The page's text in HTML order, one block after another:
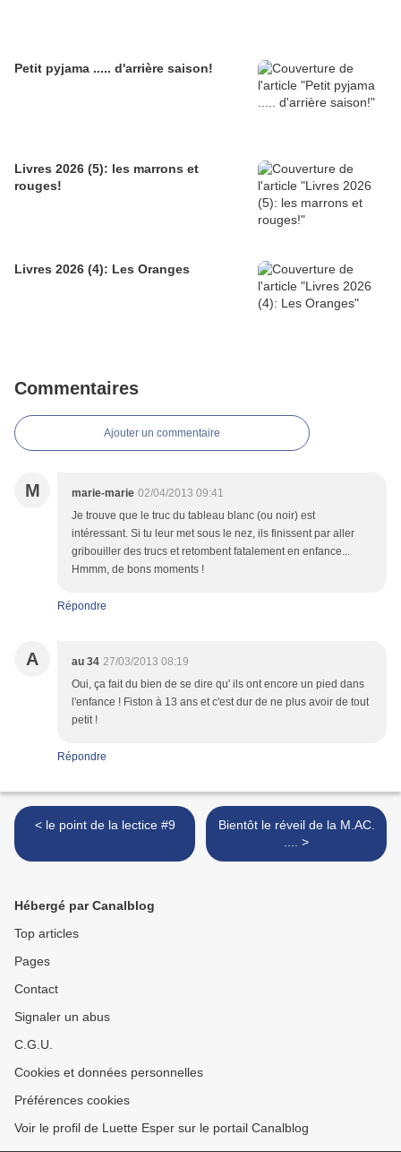
Petit pyjama ..... d'arrière saison!
Livres 2026 (5): les marrons et
rouges!
Livres 2026 (4): Les Oranges
Commentaires
Ajouter un commentaire
M marie-marie 02/04/2013 09:41
Je trouve que le truc du tableau blanc (ou noir) est
intéressant. Si tu leur met sous le nez, ils finissent par aller
gribouiller des trucs et retombent fatalement en enfance...
Hmmm, de bons moments !
Répondre
A au 34 27/03/2013 08:19
Oui, ça fait du bien de se dire qu' ils ont encore un pied dans
l'enfance ! Fiston à 13 ans et c'est dur de ne plus avoir de tout
petit !
Répondre
< le point de la lectice #9
Bientôt le réveil de la M.AC.
.... >
Hébergé par Canalblog
Top articles
Pages
Contact
Signaler un abus
C.G.U.
Cookies et données personnelles
Préférences cookies
Voir le profil de Luette Esper sur le portail Canalblog